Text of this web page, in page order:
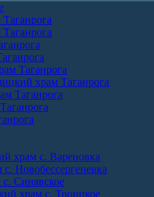
Таганрога
храм Таганрога
Таганрога
храм с. Вареновка
Новобессергеневка
с. Синявское
храм с. Троицкое